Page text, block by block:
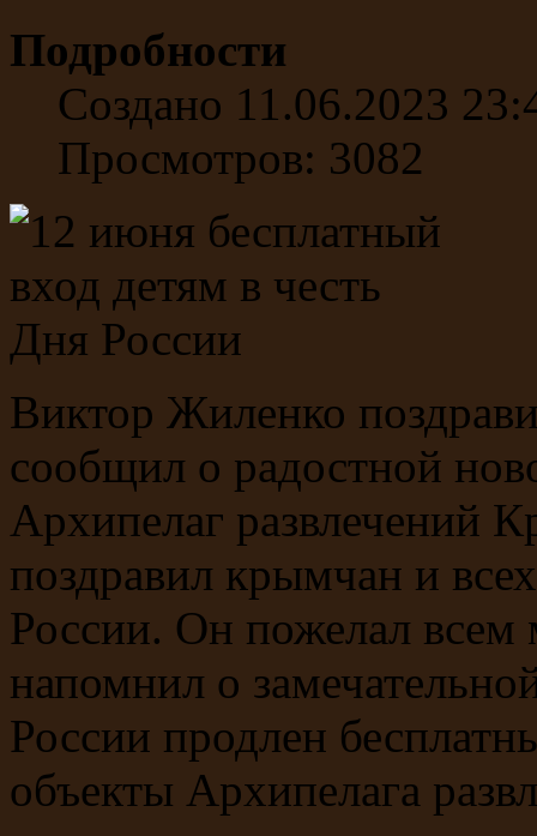
Подробности
Создано 11.06.2023
Просмотров: 3082
Виктор Жиленко
сообщил о радостной
Архипелаг развлечений
поздравил крымчан и
России. Он пожелал всем
напомнил о
России продлен
объекты Архипелага